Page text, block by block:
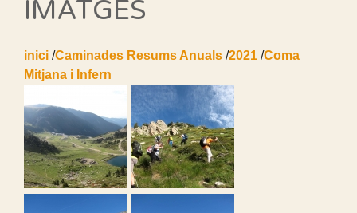
IMATGES
inici /Caminades Resums Anuals /2021 /Coma
Mitjana i Infern